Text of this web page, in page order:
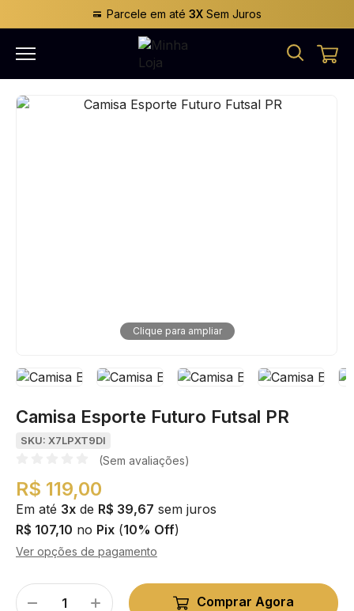
Parcele em até 3XSem Juros
Clique para ampliar
Camisa Esporte Futuro Futsal PR
SKU: X7LPXT9DI
(Sem avaliações)
R$ 119,00
Em até 3x de R$ 39,67 sem juros
R$ 107,10 no Pix (10% Off)
Ver opções de pagamento
Comprar Agora